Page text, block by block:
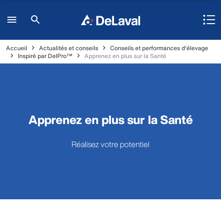
Accueil Actualités et conseils
Conseils et performances d'élevage
Inspiré par DelPro™
Apprenez en plus sur la Santé
Apprenez en plus sur la Santé
Réalisez votre potentiel